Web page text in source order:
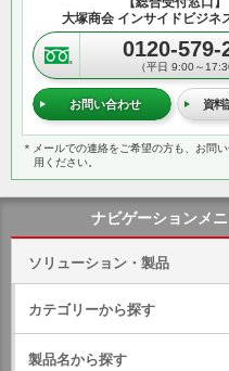
大塚商会 インサイドビジネ
0120-579-
（平日 9:00～
お問い合わせ 資料
＊メールでの連絡をご希望の方も、お問
用ください。
ナビゲーションメ
ソリューション・製品
カテゴリーから探す
製品名から探す